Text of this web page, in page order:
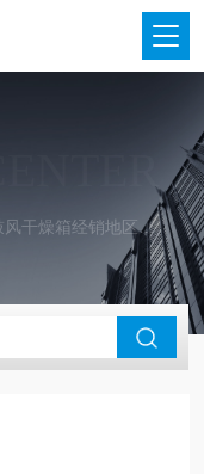
风干燥箱经销地区 山